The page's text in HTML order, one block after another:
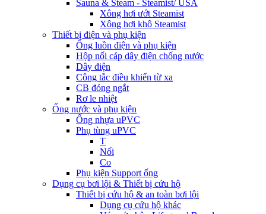
Sauna & Steam - Steamist/ USA
Xông hơi ướt Steamist
Xông hơi khô Steamist
Thiết bị điện và phụ kiện
Ống luồn điện và phụ kiện
Hộp nối cáp dây điện chống nước
Dây điện
Công tắc điều khiển từ xa
CB đóng ngắt
Rơ le nhiệt
Ống nước và phụ kiện
Ống nhựa uPVC
Phụ tùng uPVC
T
Nối
Co
Phụ kiện Support ống
Dụng cụ bơi lội & Thiết bị cứu hộ
Thiết bị cứu hộ & an toàn bơi lội
Dụng cụ cứu hộ khác